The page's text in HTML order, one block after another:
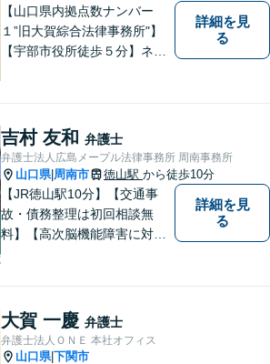
【山口県内拠点数ナンバー
１”旧大賀綜合法律事務所"】
【宇部市役所徒歩５分】ネッ
相談ください。
詳細を見
る
吉村 友和 弁護士
弁護士法人広島メープル法律事務所 周南事務所
山口県| 周南市 徳山駅 から徒歩10分
【JR徳山駅10分】【交通事
故・債務整理は初回相談無
料】【高次脳機能障害に対応
トナー」として、お客さまに
寄り添いますので、お気軽に
ご相談ください。
詳細を見
る
大賀 一慶 弁護士
弁護士法人ＯＮＥ 本社オフィス
山口県|下関市